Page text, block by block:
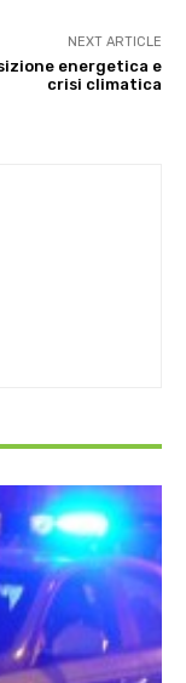
NEXT ARTICLE
energetica e
crisi climatica